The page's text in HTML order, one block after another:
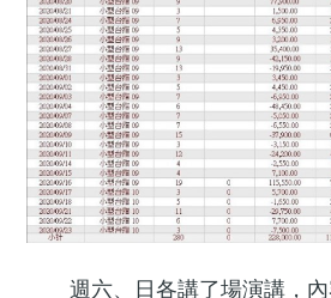
週六、日各講了場演講，內